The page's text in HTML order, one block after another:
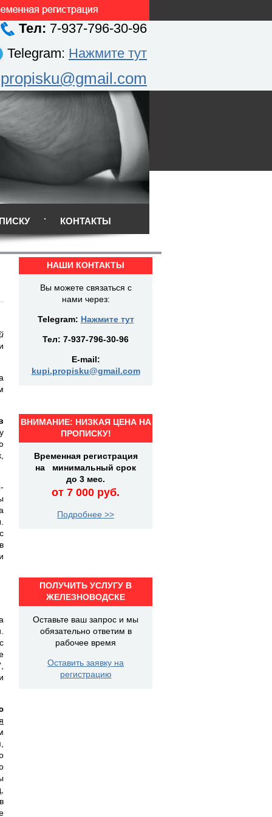
Тел: 7-937-796-30-96
Telegram: Нажмите тут
КОНТАКТЫ
НАШИ КОНТАКТЫ
Вы можете связаться с
нами через:
Telegram: Нажмите тут
Тел: 7-937-796-30-96
E-mail:
kupi.propisku@gmail.com
ВНИМАНИЕ: НИЗКАЯ ЦЕНА НА
ПРОПИСКУ!
Временная регистрация
на минимальный срок
до 3 мес.
от 7 000 руб.
Подробнее >>
ПОЛУЧИТЬ УСЛУГУ В
ЖЕЛЕЗНОВОДСКЕ
Оставьте ваш запрос и мы
обязательно ответим в
рабочее время
Оставить заявку на
регистрацию